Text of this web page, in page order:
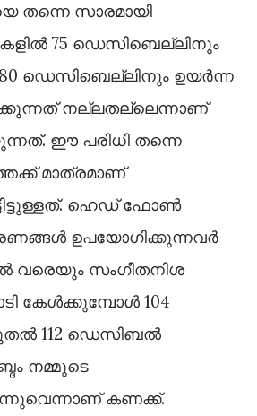
തന്നെ സാരമായി
75 ഡെസിബെല്ലിനും
80 ഡെസിബെല്ലിനും ഉയര്‍ന്ന
നല്ലതല്ലെന്നാണ്
ഈ പരിധി തന്നെ
മാത്രമാണ്
ഹെഡ് ഫോണ്‍
ഉപയോഗിക്കുന്നവര്‍
വരെയും സംഗീതനിശ
കേള്‍ക്കുമ്പോള്‍ 104
112 ഡെസിബല്‍
നമ്മുടെ
കണക്ക്.